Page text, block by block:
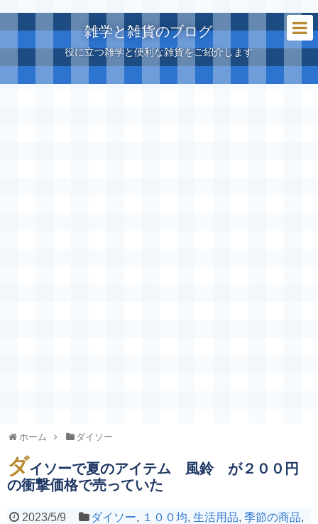
雑学と雑貨のブログ
役に立つ雑学と便利な雑貨をご紹介します
ホーム ダイソー
ダイソーで夏のアイテム 風鈴 が２００円
の衝撃価格で売っていた
2023/5/9 ダイソー, １００均,生活用品,季節の商品,